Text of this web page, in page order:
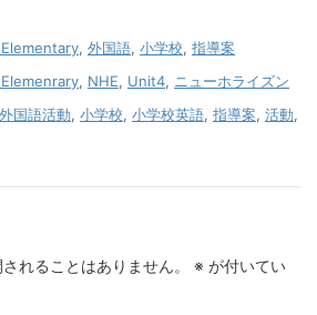
, 外国語, 小学校, 指導案
, NHE, Unit4, ニューホライズン
外国語活動, 小学校, 小学校英語, 指導案, 活動,
れることはありません。 ※ が付いてい